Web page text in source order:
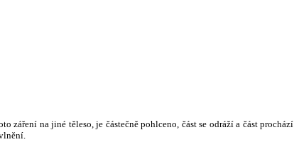
záření na jiné těleso, je částečně pohlceno, část se odráží a část prochází